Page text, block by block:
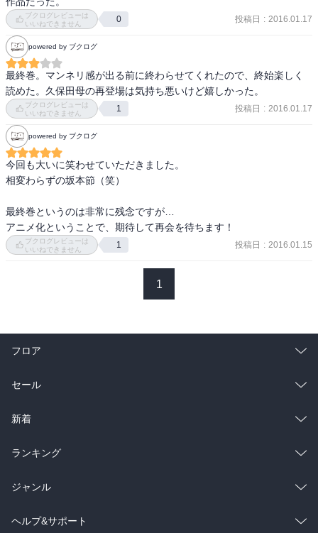
ブクログレビューは
いいねできません
0 投稿日 : 2016.01.17
powered by ブクログ
最終巻。マンネリ感が出る前に終わらせてくれたので、終始楽しく
読めた。久保田母の再登場は気持ち悪いけど嬉しかった。
ブクログレビューは
いいねできません
1 投稿日 : 2016.01.17
powered by ブクログ
今回も大いに笑わせていただきました。
相変わらずの坂本節（笑）
最終巻というのは非常に残念ですが…
アニメ化ということで、期待して再会を待ちます！
ブクログレビューは
いいねできません
1 投稿日 : 2016.01.15
1
フロア
総合
ラノベ
雑誌・グラビア
BL・TL
セール
総合
ラノベ
雑誌・グラビア
BL・TL
新着
総合
ラノベ
雑誌・グラビア
ランキング
総合
ラノベ
ジャンル
コミック
ヘルプ&サポート